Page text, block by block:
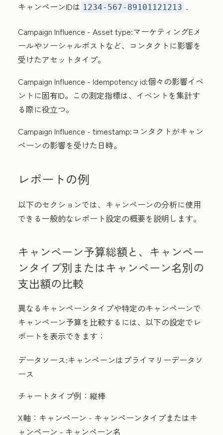
キャンペーンIDは 1234-567-89101121213 .
Campaign Influence - Asset type:マーケティングEメ
ールやソーシャルポストなど、コンタクトに影響を
受けたアセットタイプ。
Campaign Influence - Idempotency id:個々の影響イベ
ントに固有ID。この測定指標は、イベントを集計す
る際に役立つ。
Campaign Influence - timestamp:コンタクトがキャン
ペーンの影響を受けた日時。
レポートの例
以下のセクションでは、キャンペーンの分析に使用
できる一般的なレポート設定の概要を説明します。
キャンペーン予算総額と、キャンペー
ンタイプ別またはキャンペーン名別の
支出額の比較
異なるキャンペーンタイプや特定のキャンペーンで
キャンペーン予算を比較するには、以下の設定でレ
ポートを表示できます：
データソース:キャンペーンは プライマリーデータソ
ース
チャートタイプ例： 縦棒
X軸： キャンペーン - キャンペーンタイプまたはキ
ャンペーン - キャンペーン名